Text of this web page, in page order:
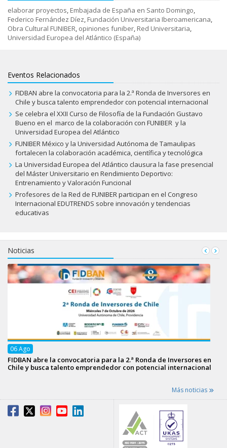
elaborar proyectos Embajada de España en Santo Domingo
Federico Fernández Díez Fundación Universitaria Iberoamericana
Obra Cultural FUNIBER opiniones funiber Red Universitaria
Universidad Europea del Atlántico (España)
Eventos Relacionados
FIDBAN abre la convocatoria para la 2.ª Ronda de Inversores en
Chile y busca talento emprendedor con potencial internacional
Se celebra el XXII Curso de Filosofía de la Fundación Gustavo
Bueno en el marco de la colaboración con FUNIBER y la
Universidad Europea del Atlántico
FUNIBER México y la Universidad Autónoma de Tamaulipas
fortalecen la colaboración académica, científica y tecnológica
La Universidad Europea del Atlántico clausura la fase presencial
del Máster Universitario en Rendimiento Deportivo:
Entrenamiento y Valoración Funcional
Profesores de la Red de FUNIBER participan en el Congreso
Internacional EDUTRENDS sobre innovación y tendencias
educativas
Noticias
06Ago
FIDBAN abre la convocatoria para la 2.ª Ronda de Inversores en
Chile y busca talento emprendedor con potencial internacional
Más noticias